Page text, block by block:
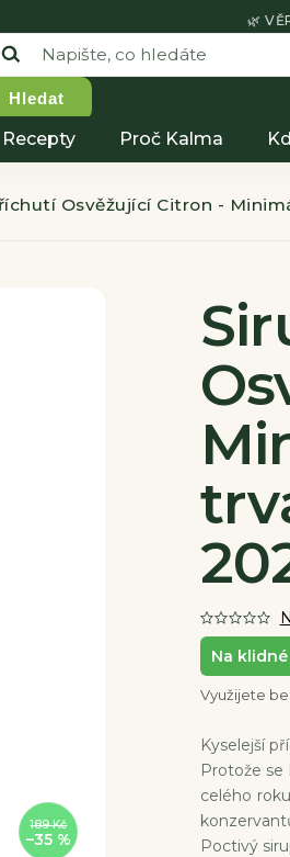
🌿
Hledat
Recepty Proč Kalma
Osvěžující Citron -
189 Kč
–35 %
Na
Využijete
Kyselejší
Protože
celého
Poctivý